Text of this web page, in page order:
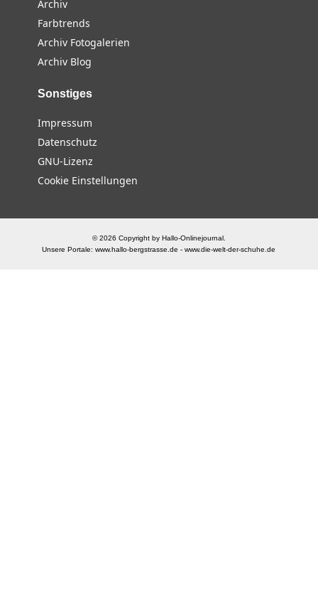
Archiv
Farbtrends
Archiv Fotogalerien
Archiv Blog
Sonstiges
Impressum
Datenschutz
GNU-Lizenz
Cookie Einstellungen
© 2026 Copyright by Hallo-Onlinejournal.
Unsere Portale:www.hallo-bergstrasse.de -www.die-welt-der-schuhe.de